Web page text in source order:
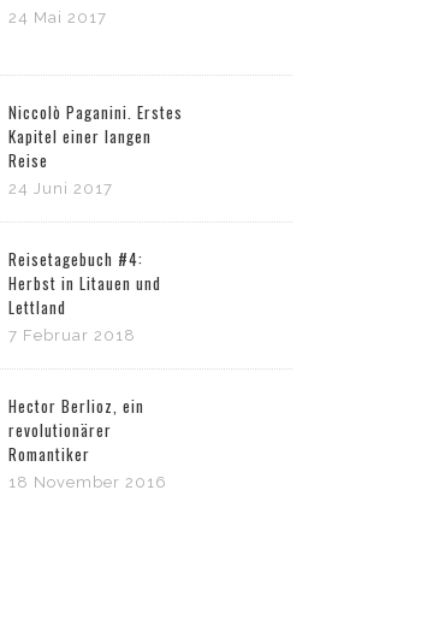
24 Mai 2017
Niccolò Paganini. Erstes
Kapitel einer langen
Reise
24 Juni 2017
Reisetagebuch #4:
Herbst in Litauen und
Lettland
7 Februar 2018
Hector Berlioz, ein
revolutionärer
Romantiker
18 November 2016